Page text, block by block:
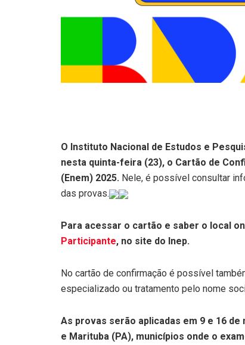
O Instituto Nacional de Estudos e
nesta quinta-feira (23), o Cartão de
(Enem) 2025. Nele, é possível consultar
das provas.
Para acessar o cartão e saber o local
Participante, no site do Inep.
No cartão de confirmação é possível
especializado ou tratamento pelo nome
As provas serão aplicadas em 9 e 16
e Marituba (PA), municípios onde o